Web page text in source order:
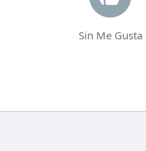
Sin Me Gusta